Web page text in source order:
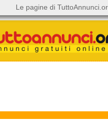
Le pagine di